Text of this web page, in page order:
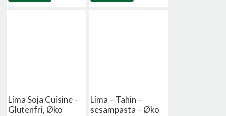
Lima Soja Cuisine –
Glutenfri, Øko
Lima – Tahin –
sesampasta – Øko